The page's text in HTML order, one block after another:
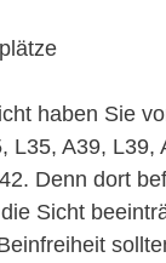
haben Sie
L35, A39, L39,
Denn dort
Sicht